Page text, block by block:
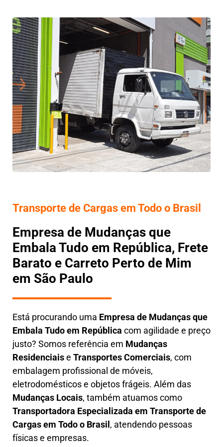
Transporte de Cargas em Todo o Brasil
Empresa de Mudanças que
Embala Tudo em República, Frete
Barato e Carreto Perto de Mim
em São Paulo
Está procurando uma Empresa de Mudanças que
Embala Tudo em República com agilidade e preço
justo? Somos referência em Mudanças
Residenciaise Transportes Comerciais, com
embalagem profissional de móveis,
eletrodomésticos e objetos frágeis. Além das
Mudanças Locais, também atuamos como
Transportadora Especializada em Transporte de
Cargas em Todo o Brasil , atendendo pessoas
físicas e empresas.